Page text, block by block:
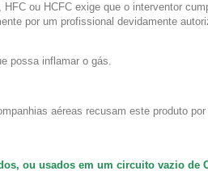
ou HCFC exige que o interventor
por um profissional devidamente
possa inflamar o gás.
aéreas recusam este produto
ou usados em um circuito vazio de